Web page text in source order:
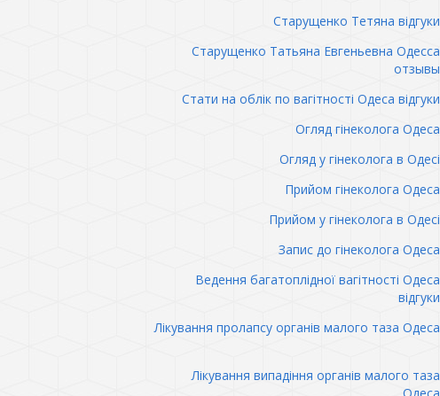
Старущенко Тетяна відгуки
Старущенко Татьяна Евгеньевна Одесса
отзывы
Стати на облік по вагітності Одеса відгуки
Огляд гінеколога Одеса
Огляд у гінеколога в Одесі
Прийом гінеколога Одеса
Прийом у гінеколога в Одесі
Запис до гінеколога Одеса
Ведення багатоплідної вагітності Одеса
відгуки
Лікування пролапсу органів малого таза Одеса
Лікування випадіння органів малого таза